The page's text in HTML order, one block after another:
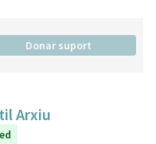
Donar suport
infantil Arxiu